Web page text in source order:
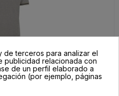
PO039503153
L
de terceros para analizar el
publicidad relacionada con
de un perfil elaborado a
(por ejemplo, páginas